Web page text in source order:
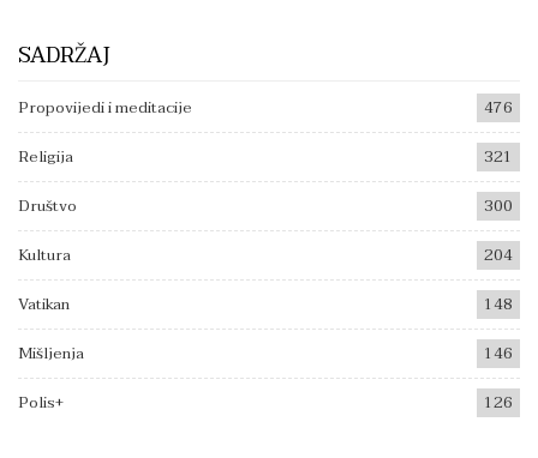
SADRŽAJ
Propovijedi i meditacije
476
Religija
321
Društvo
300
Kultura
204
Vatikan
148
Mišljenja
146
Polis+
126